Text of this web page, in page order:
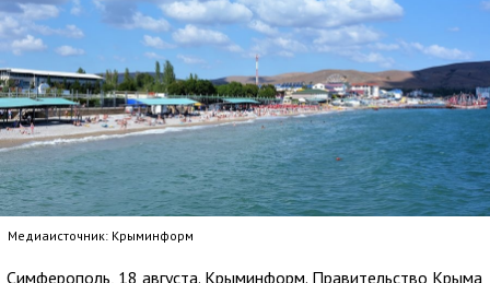
Медиаисточник: Крыминформ
Симферополь, 18 августа. Крыминформ. Правительство Крыма